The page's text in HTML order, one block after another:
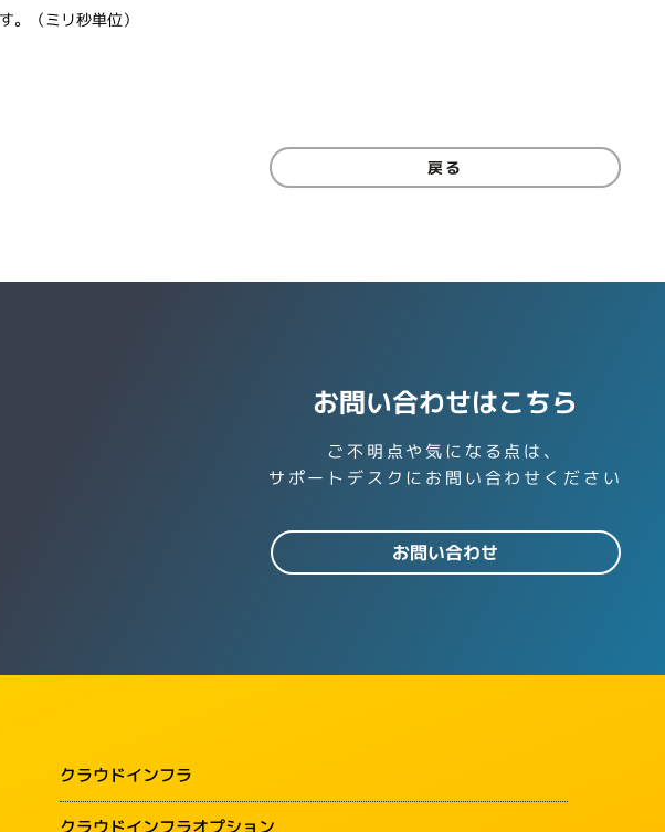
。（ミリ秒単位）
戻る
お問い合わせはこちら
ご不明点や気になる点は、
サポートデスクにお問い合わせください
お問い合わせ
クラウドインフラ
クラウドインフラオプション